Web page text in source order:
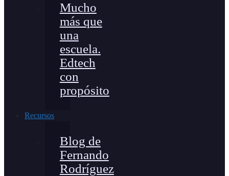
Mucho
más que
una
escuela.
Edtech
con
propósito
Recursos
Blog de
Fernando
Rodríguez